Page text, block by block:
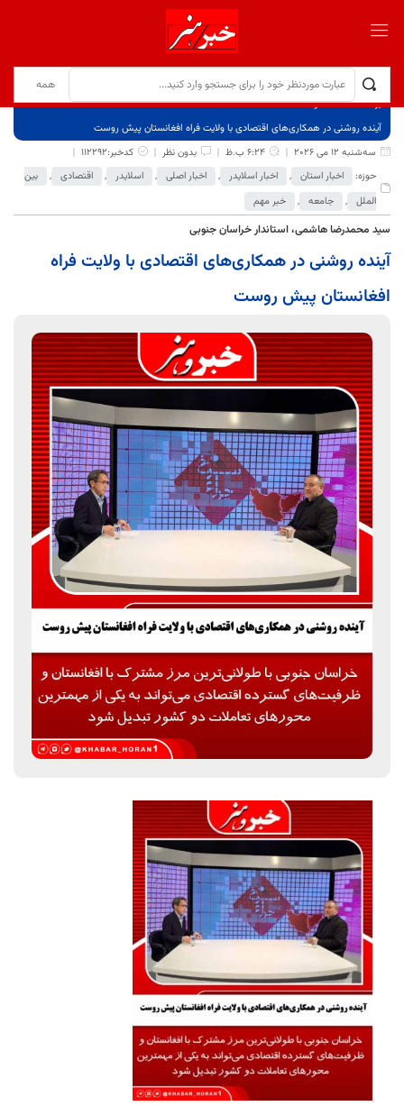
برگ نخست
نوشته‌ها
آینده روشنی در همکاری‌های اقتصادی با ولایت فراه افغانستان پیش‌ روست
سه‌شنبه 12 می 2026
6:24 ب.ظ بدون نظر
کدخبر:112292
حوزه:
اخبار استان , اخبار اسلایدر , اخبار اصلی , اسلایدر , اقتصادی ,
بین
الملل , جامعه , خبر مهم
سید محمدرضا هاشمی، استاندار خراسان جنوبی
آینده روشنی در همکاری‌های اقتصادی با ولایت فراه
افغانستان پیش‌ روست